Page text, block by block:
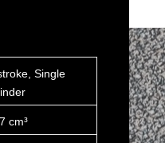
Single
cm³